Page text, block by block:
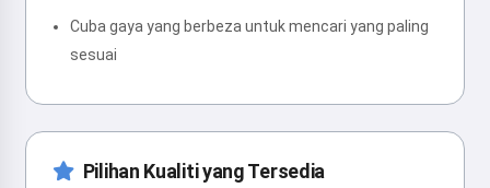
Cuba gaya yang berbeza untuk mencari yang paling
sesuai
Pilihan Kualiti yang Tersedia